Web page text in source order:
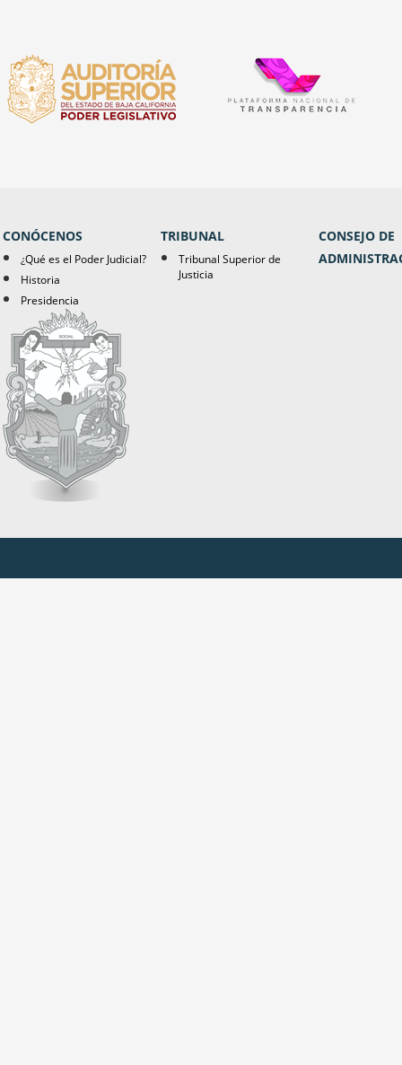
CONÓCENOS
¿Qué es el Poder Judicial?
Historia
Presidencia
TRIBUNAL
Tribunal Superior de
Justicia
CONSEJO DE